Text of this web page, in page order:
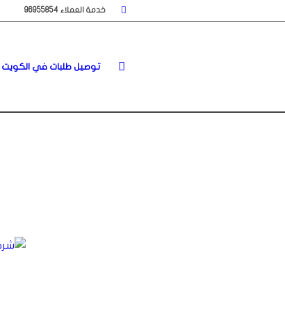
خدمة العملاء 96955854
توصيل طلبات في الكويت